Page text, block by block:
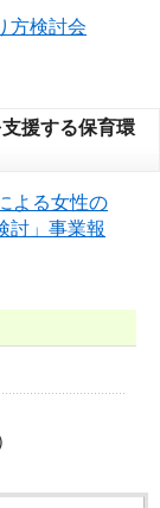
方検討会
援する保育環
よる女性の
討」事業報